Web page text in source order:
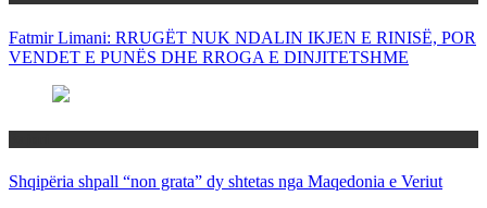
Fatmir Limani: RRUGËT NUK NDALIN IKJEN E RINISË, POR
VENDET E PUNËS DHE RROGA E DINJITETSHME
Shqipëria shpall “non grata” dy shtetas nga Maqedonia e Veriut